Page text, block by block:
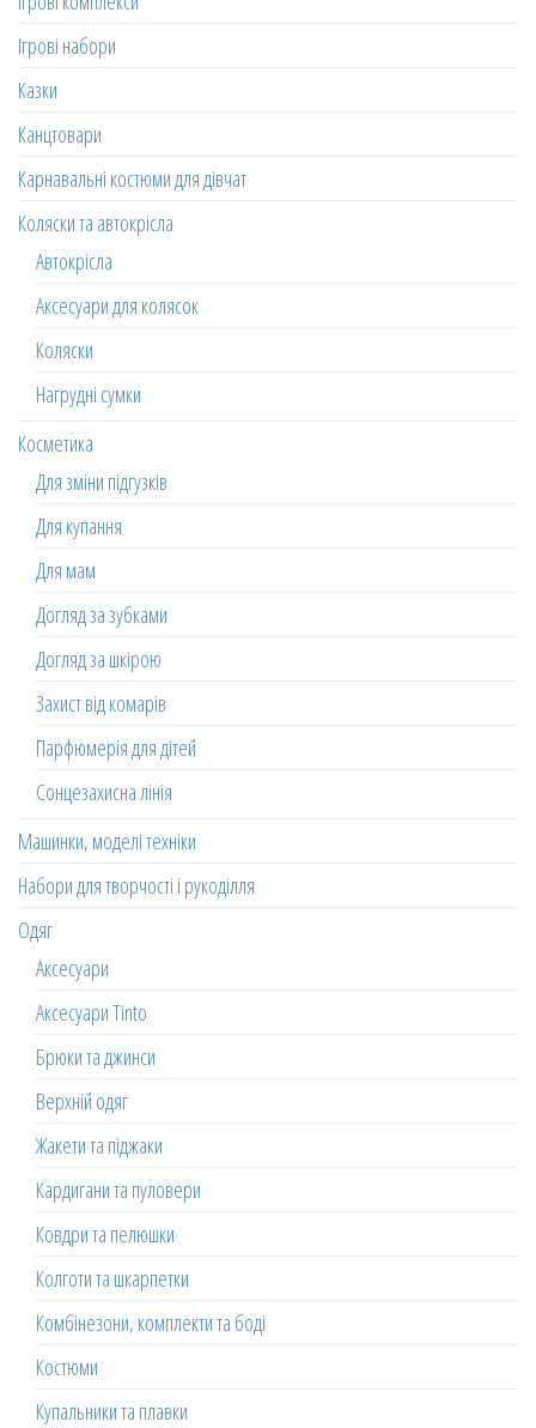
Ігрові набори
Казки
Канцтовари
Карнавальні костюми для дівчат
Коляски та автокрісла
Автокрісла
Аксесуари для колясок
Коляски
Нагрудні сумки
Косметика
Для зміни підгузків
Для купання
Для мам
Догляд за зубками
Догляд за шкірою
Захист від комарів
Парфюмерія для дітей
Сонцезахисна лінія
Машинки, моделі техніки
Набори для творчості і рукоділля
Одяг
Аксесуари
Аксесуари Tinto
Брюки та джинси
Верхній одяг
Жакети та піджаки
Кардигани та пуловери
Ковдри та пелюшки
Колготи та шкарпетки
Комбінезони, комплекти та боді
Костюми
Купальники та плавки